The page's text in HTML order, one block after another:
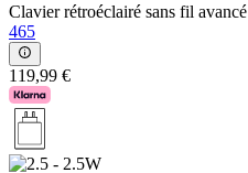
Clavier rétroéclairé sans fil avancé
465
119,99 €